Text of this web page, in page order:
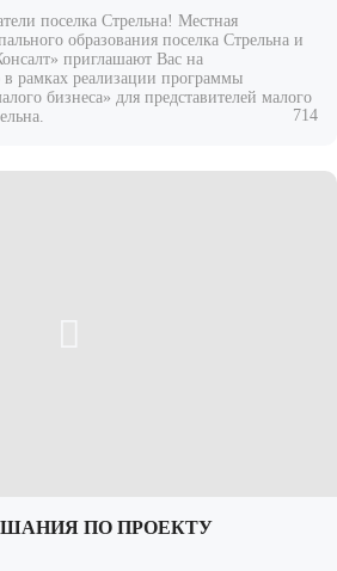
поселка Стрельна! Местная
образования поселка Стрельна и
приглашают Вас на
реализации программы
бизнеса» для представителей малого
714
ПО ПРОЕКТУ